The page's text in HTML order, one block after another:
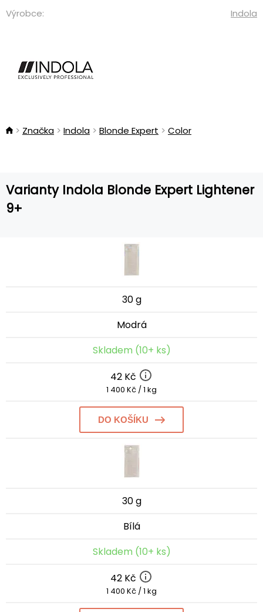
Výrobce: Indola
Značka Indola Blonde Expert Color
Varianty Indola Blonde Expert Lightener
9+
30 g
Modrá
Skladem (10+ ks)
42 Kč
1 400 Kč / 1 kg
DO KOŠÍKU
30 g
Bílá
Skladem (10+ ks)
42 Kč
1 400 Kč / 1 kg